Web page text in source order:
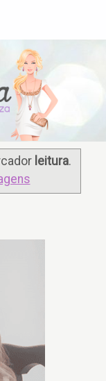
leitura.